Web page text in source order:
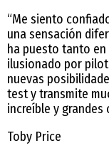
“Me siento
una sensación
ha puesto tanto en
ilusionado por
nuevas
test y transmite
increíble y grandes
Toby Price